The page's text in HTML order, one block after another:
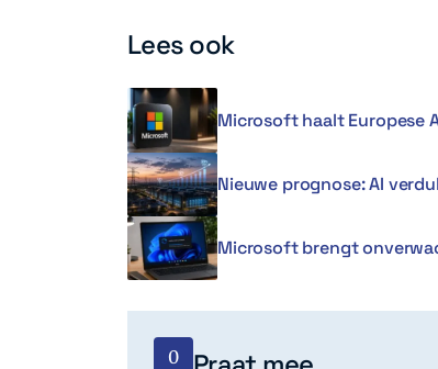
Lees ook
Microsoft haalt Europese
Nieuwe prognose: AI
Microsoft brengt
0